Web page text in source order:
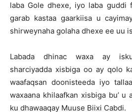
laba Gole dhexe, iyo laba guddi
garab kastaa gaarkiisa u
shirweynaha golaha dhexe ee uu
Labada dhinac waxa ay isku
sharciyadda xisbiga oo ay qolo
waafaqsan doonisteeda iyo
waxaana khilaafkan xisbiga bu’ u
ku dhawaaqay Muuse Biixi Cabdi.